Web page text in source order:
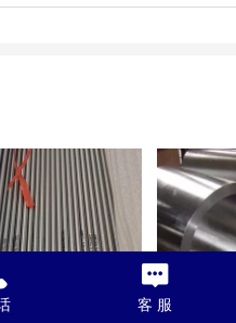
/ GR23 TC4
客 服